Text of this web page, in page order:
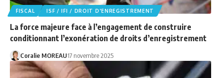
FISCAL ISF / IFI / DROIT D'ENREGISTREMENT
La force majeure face à l’engagement de construire
conditionnant l’exonération de droits d’enregistrement
Coralie MOREAU17 novembre 2025